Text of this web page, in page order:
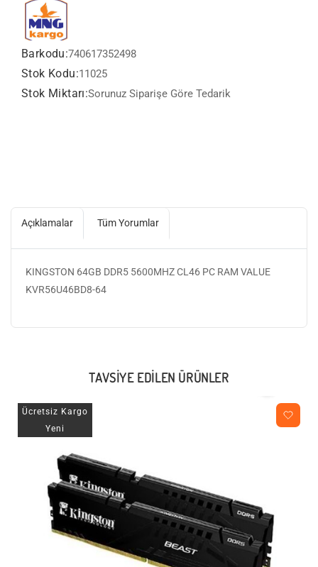
Barkodu:740617352498
Stok Kodu:11025
Stok Miktarı:Sorunuz Siparişe Göre Tedarik
Açıklamalar Tüm Yorumlar
KINGSTON 64GB DDR5 5600MHZ CL46 PC RAM VALUE
KVR56U46BD8-64
TAVSIYE EDILEN ÜRÜNLER
Ücretsiz Kargo
Yeni